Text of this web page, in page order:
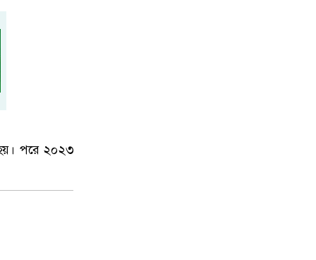
পরে ২০২৩